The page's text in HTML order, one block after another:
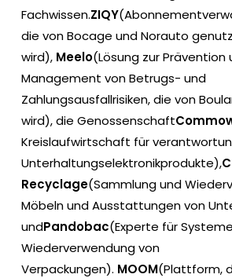
Fachwissen.ZIQY
die von Bocage und Norauto
wird), Meelo(Lösung zur Prävention
Management von Betrugs- und
Zahlungsausfallrisiken, die von
wird), die Genossenschaft
Kreislaufwirtschaft für
Unterhaltungselektronikprodukte),
Recyclage(Sammlung und
Möbeln und Ausstattungen von
undPandobac(Experte für
Wiederverwendung von
Verpackungen). MOOM(Plattform,